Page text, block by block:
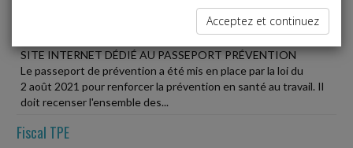
SITE INTERNET DÉDIÉ AU PASSEPORT PRÉVENTION
Le passeport de prévention a été mis en place par la loi du
2 août 2021 pour renforcer la prévention en santé au travail. Il
doit recenser l'ensemble des...
Fiscal TPE
Acceptez et continuez